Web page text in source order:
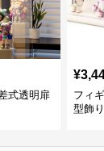
式透明扉
¥
フィ
型飾